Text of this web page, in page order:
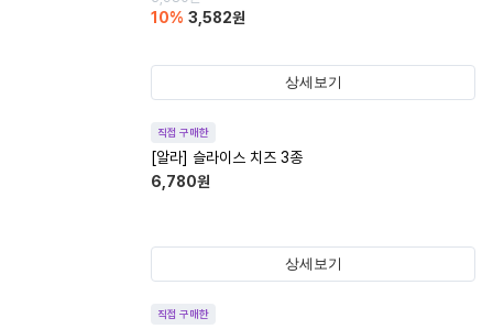
10% 3,582원
상세보기
직접 구매한
[알라] 슬라이스 치즈 3종
6,780원
상세보기
직접 구매한